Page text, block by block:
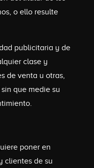
o ello resulte
publicitaria y de
clase y
de venta u otras,
que medie su
poner en
clientes de su